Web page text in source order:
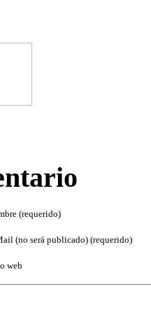
(requerido)
(no será publicado) (requerido)
web